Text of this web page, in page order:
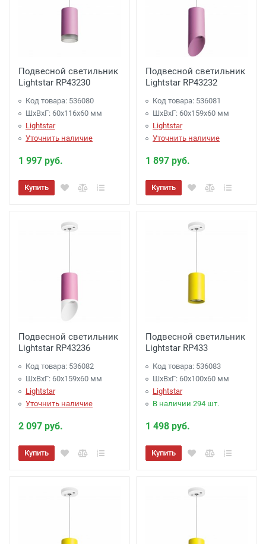
Подвесной светильник
Lightstar RP43230
Код товара: 536080
ШхВхГ: 60x116x60 мм
Lightstar
Уточнить наличие
1 997 руб.
Купить
Подвесной светильник
Lightstar RP43232
Код товара: 536081
ШхВхГ: 60x159x60 мм
Lightstar
Уточнить наличие
1 897 руб.
Купить
Подвесной светильник
Lightstar RP43236
Код товара: 536082
ШхВхГ: 60x159x60 мм
Lightstar
Уточнить наличие
2 097 руб.
Купить
Подвесной светильник
Lightstar RP433
Код товара: 536083
ШхВхГ: 60x100x60 мм
Lightstar
В наличии 294 шт.
1 498 руб.
Купить